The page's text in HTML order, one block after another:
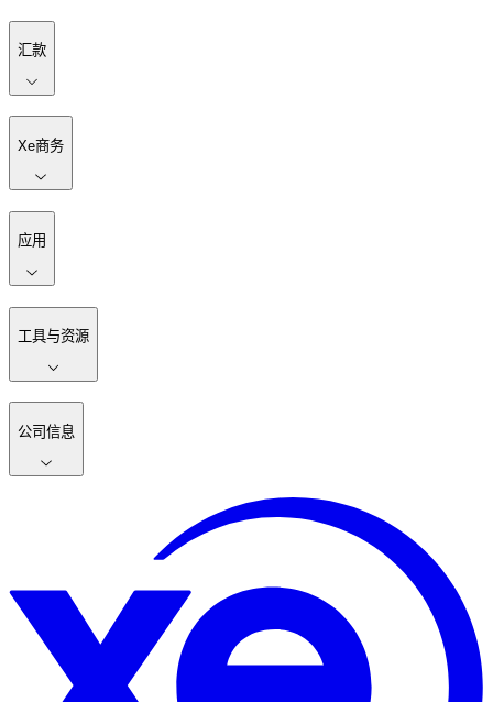
汇款
Xe商务
应用
工具与资源
公司信息